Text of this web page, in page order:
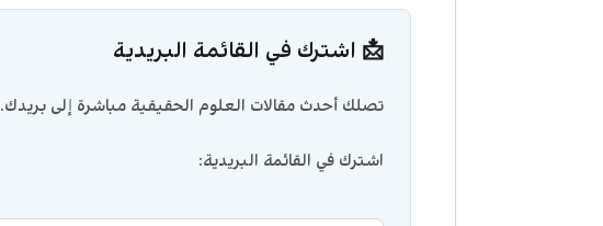
📩 اشترك في القائمة البريدية
تصلك أحدث مقالات العلوم الحقيقية مباشرة إلى بريدك.
اشترك في القائمة البريدية: